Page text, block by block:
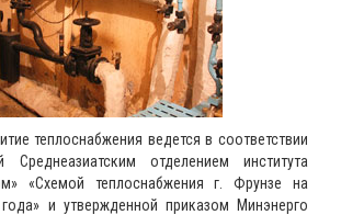
теплоснабжения ведется в соответствии
Среднеазиатским отделением института
«Схемой теплоснабжения г. Фрунзе на
и утвержденной приказом Минэнерго